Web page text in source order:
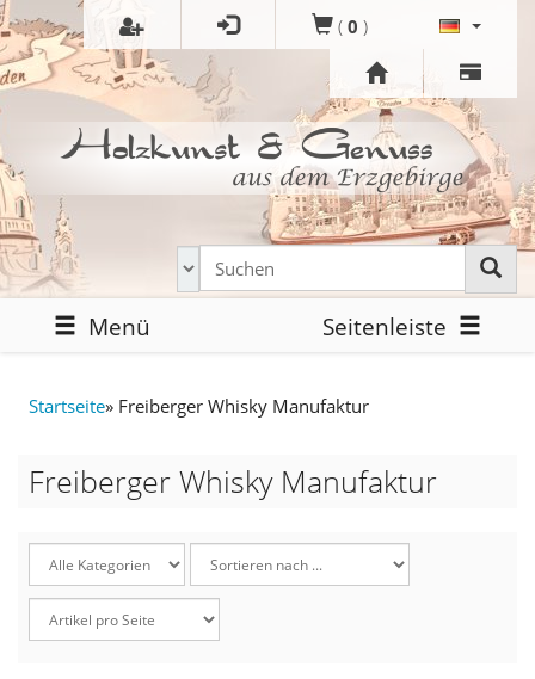
( 0 )
Menü Seitenleiste
Startseite» Freiberger Whisky Manufaktur
Freiberger Whisky Manufaktur